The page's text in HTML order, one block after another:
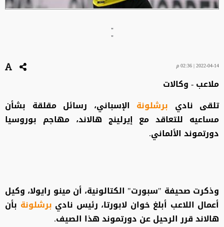
"
"
2022-04-14 | 02:36 م
ملاعب - وكالات
تلقى نادي برشلونة الإسباني، رسائل مقلقة بشأن
مساعيه للتعاقد مع إيرلينج هالاند، مهاجم بوروسيا
دورتموند الألماني.
وذكرت صحيفة "سبورت" الكتالونية، أن مينو رايولا، وكيل
أعمال اللاعب أبلغ خوان لابورتا، رئيس نادي برشلونة بأن
هالاند قرر الرحيل عن دورتموند هذا الصيف.